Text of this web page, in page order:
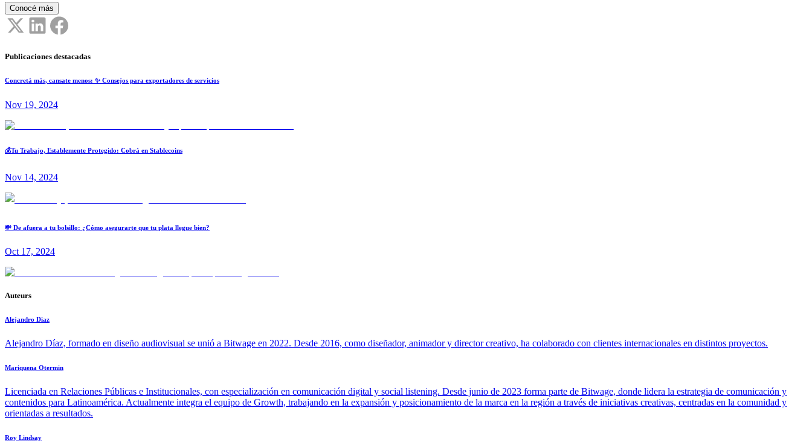
Conocé más
Publicaciones destacadas
Concretá más, cansate menos: ✨ Consejos para exportadores de servicios
Nov 19, 2024
💰Tu Trabajo, Establemente Protegido: Cobrá en Stablecoins
Nov 14, 2024
💸 De afuera a tu bolsillo: ¿Cómo asegurarte que tu plata llegue bien?
Oct 17, 2024
Auteurs
Alejandro Diaz
Alejandro Díaz, formado en diseño audiovisual se unió a Bitwage en 2022. Desde 2016, como diseñador, animador y director creativo, ha colaborado con clientes internacionales en distintos proyectos.
Mariquena Otermin
Licenciada en Relaciones Públicas e Institucionales, con especialización en comunicación digital y social listening. Desde junio de 2023 forma parte de Bitwage, donde lidera la estrategia de comunicación y
contenidos para Latinoamérica. Actualmente integra el equipo de Growth, trabajando en la expansión y posicionamiento de la marca en la región a través de iniciativas creativas, centradas en la comunidad y
orientadas a resultados.
Roy Lindsay